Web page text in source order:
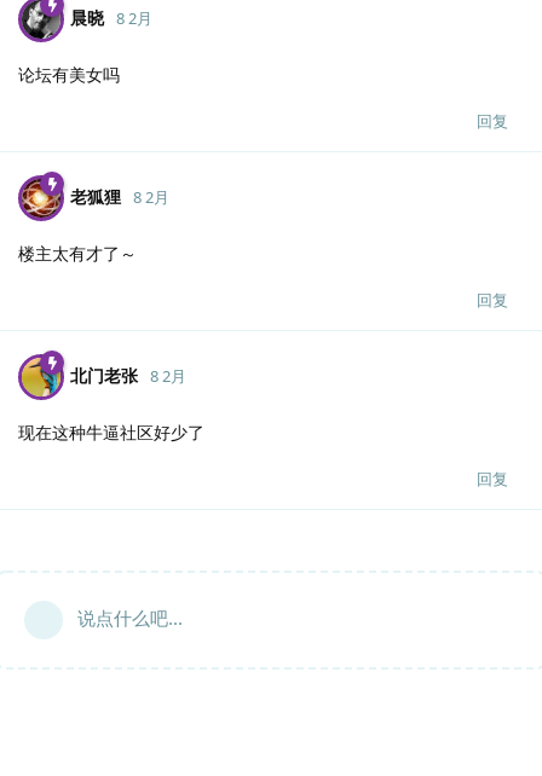
晨晓 8 2月
论坛有美女吗
回复
老狐狸 8 2月
楼主太有才了～
回复
北门老张 8 2月
现在这种牛逼社区好少了
回复
说点什么吧...